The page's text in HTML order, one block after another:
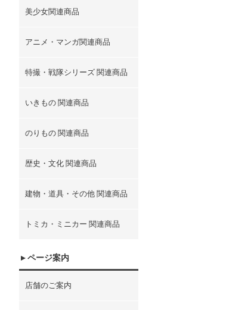
美少女関連商品
アニメ・マンガ関連商品
特撮・戦隊シリーズ 関連商品
いきもの 関連商品
のりもの 関連商品
歴史・文化 関連商品
建物・道具・その他 関連商品
トミカ・ミニカー 関連商品
ページ案内
店舗のご案内